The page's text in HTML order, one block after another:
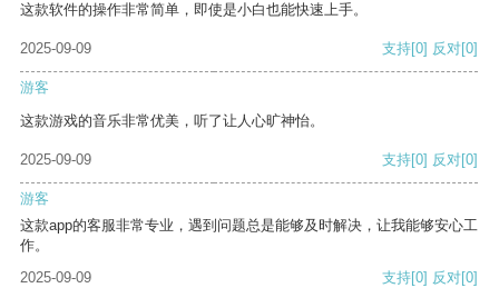
这款软件的操作非常简单，即使是小白也能快速上手。
2025-09-09 支持[0] 反对[0]
游客
这款游戏的音乐非常优美，听了让人心旷神怡。
2025-09-09 支持[0] 反对[0]
游客
这款app的客服非常专业，遇到问题总是能够及时解决，让我能够安心工
作。
2025-09-09
支持[0] 反对[0]